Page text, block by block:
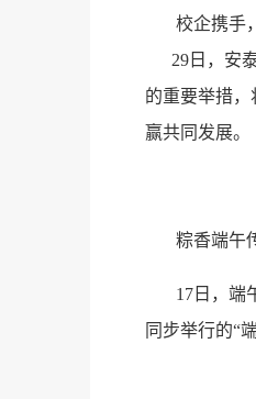
校企携手
29日，安泰
的重要举措
赢共同发展。
粽香端午
17日，端
同步举行的“